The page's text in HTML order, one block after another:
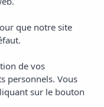
que notre site
de vos
personnels. Vous
sur le bouton